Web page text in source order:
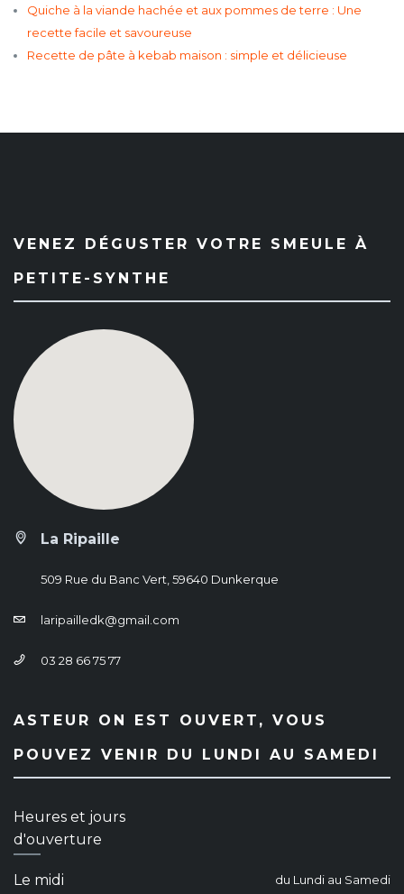
Quiche à la viande hachée et aux pommes de terre : Une
recette facile et savoureuse
Recette de pâte à kebab maison : simple et délicieuse
VENEZ DÉGUSTER VOTRE SMEULE À
PETITE-SYNTHE
La Ripaille
509 Rue du Banc Vert, 59640 Dunkerque
laripailledk@gmail.com
03 28 66 75 77
ASTEUR ON EST OUVERT, VOUS
POUVEZ VENIR DU LUNDI AU SAMEDI
Heures et jours
d'ouverture
Le midi du Lundi au Samedi